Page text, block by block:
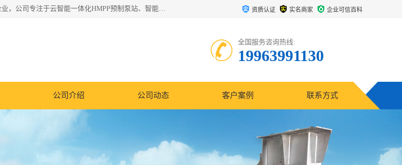
青岛铭源环保科技有限公司是一家专注于环保与智慧水务领域的先进科技企业，公司专注于云智能一体化HMPP预制泵站、智能截流井设备、调蓄池雨洪管理设备、水务循环利用、云智慧水务开发及新型环保技术研发等领域。 资质认证 实名商家 企业可信百科
全国服务咨询热线:
19963991130
公司介绍 公司动态 客户案例 联系方式